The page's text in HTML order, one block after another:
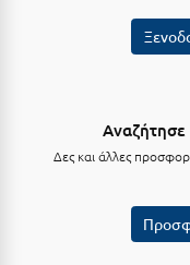
Κόνιτσα
Αναζήτησε
Δες και άλλες